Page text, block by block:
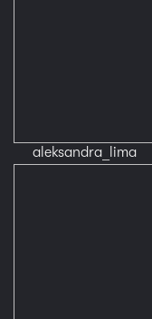
aleksandra_lima